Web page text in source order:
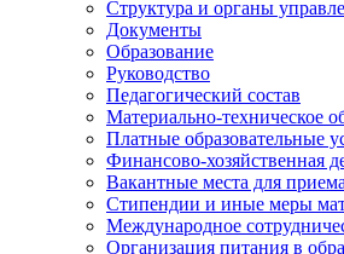
Структура и органы
Документы
Образование
Руководство
Педагогический состав
Материально-техническое
Платные образовательные
Финансово-хозяйственная
Вакантные места для
Стипендии и иные меры
Международное
Организация питания в